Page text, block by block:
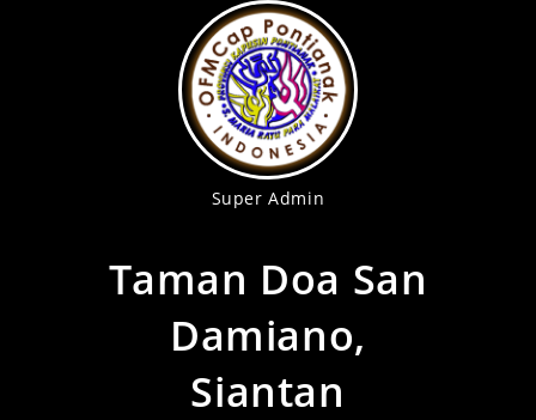
Super Admin
Taman Doa San
Damiano,
Siantan